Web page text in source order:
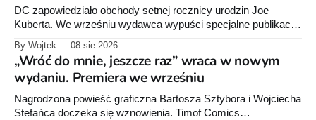
DC zapowiedziało obchody setnej rocznicy urodzin Joe
Kuberta. We wrześniu wydawca wypuści specjalne publikacje
sprzedaży niemal dokładnie w dniu jego urodzin.
By Wojtek 08 sie 2026
„Wróć do mnie, jeszcze raz” wraca w nowym
wydaniu. Premiera we wrześniu
Nagrodzona powieść graficzna Bartosza Sztybora i Wojciecha
Stefańca doczeka się wznowienia. Timof Comics